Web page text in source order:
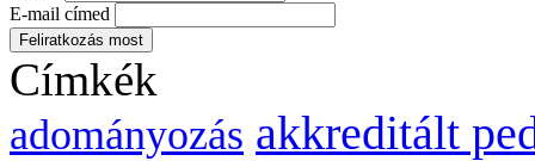
E-mail címed
Címkék
adományozás akkreditált